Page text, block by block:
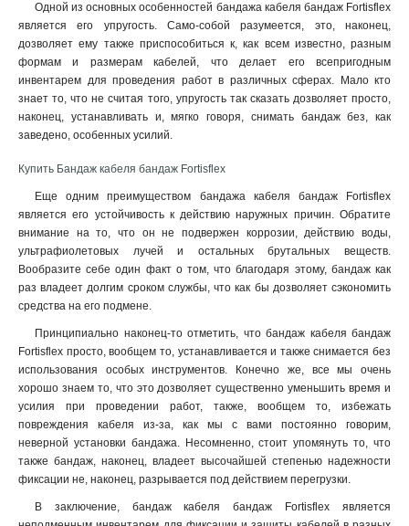
Одной из основных особенностей бандажа кабеля бандаж Fortisflex
является его упругость. Само-собой разумеется, это, наконец,
дозволяет ему также приспособиться к, как всем известно, разным
формам и размерам кабелей, что делает его всепригодным
инвентарем для проведения работ в различных сферах. Мало кто
знает то, что не считая того, упругость так сказать дозволяет просто,
наконец, устанавливать и, мягко говоря, снимать бандаж без, как
заведено, особенных усилий.
Купить Бандаж кабеля бандаж Fortisflex
Еще одним преимуществом бандажа кабеля бандаж Fortisflex
является его устойчивость к действию наружных причин. Обратите
внимание на то, что он не подвержен коррозии, действию воды,
ультрафиолетовых лучей и остальных брутальных веществ.
Вообразите себе один факт о том, что благодаря этому, бандаж как
раз владеет долгим сроком службы, что как бы дозволяет сэкономить
средства на его подмене.
Принципиально наконец-то отметить, что бандаж кабеля бандаж
Fortisflex просто, вообщем то, устанавливается и также снимается без
использования особых инструментов. Конечно же, все мы очень
хорошо знаем то, что это дозволяет существенно уменьшить время и
усилия при проведении работ, также, вообщем то, избежать
повреждения кабеля из-за, как мы с вами постоянно говорим,
неверной установки бандажа. Несомненно, стоит упомянуть то, что
также бандаж, наконец, владеет высочайшей степенью надежности
фиксации не, наконец, разрывается под действием перегрузки.
В заключение, бандаж кабеля бандаж Fortisflex является